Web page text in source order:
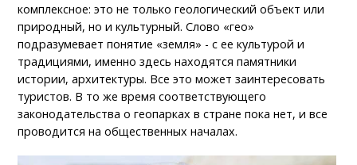
комплексное: это не только геологический объект или
природный, но и культурный. Слово «гео»
подразумевает понятие «земля» - с ее культурой и
традициями, именно здесь находятся памятники
истории, архитектуры. Все это может заинтересовать
туристов. В то же время соответствующего
законодательства о геопарках в стране пока нет, и все
проводится на общественных началах.